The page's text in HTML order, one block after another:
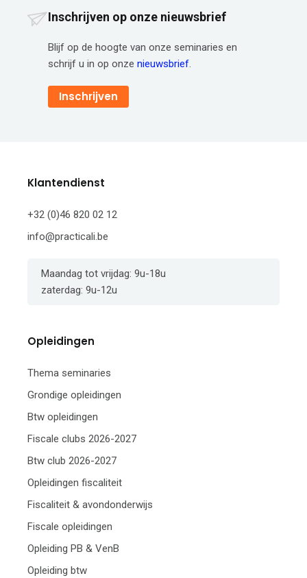
Inschrijven op onze nieuwsbrief
Blijf op de hoogte van onze seminaries en
schrijf u in op onze nieuwsbrief.
Inschrijven
Opleidingen
Thema seminaries
Grondige opleidingen
Btw opleidingen
Fiscale clubs 2026-2027
Btw club 2026-2027
Opleidingen fiscaliteit
Fiscaliteit & avondonderwijs
Fiscale opleidingen
Opleiding PB & VenB
Opleiding btw
Klantendienst
+32 (0)46 820 02 12
info@practicali.be
Maandag tot vrijdag: 9u-18u
zaterdag: 9u-12u